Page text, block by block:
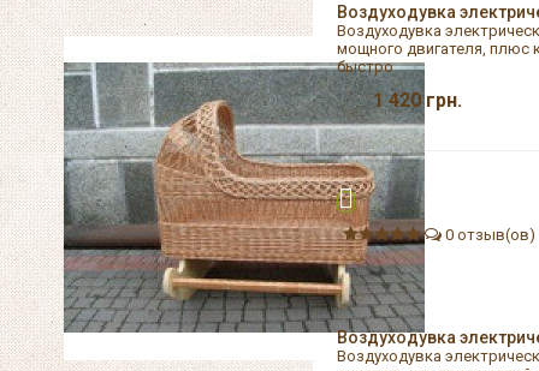
Воздуходувка
Воздуходувка
мощного двигателя, плюс
быстро
1 420грн.
0 отзыв(ов)
Воздуходувка
Воздуходувка